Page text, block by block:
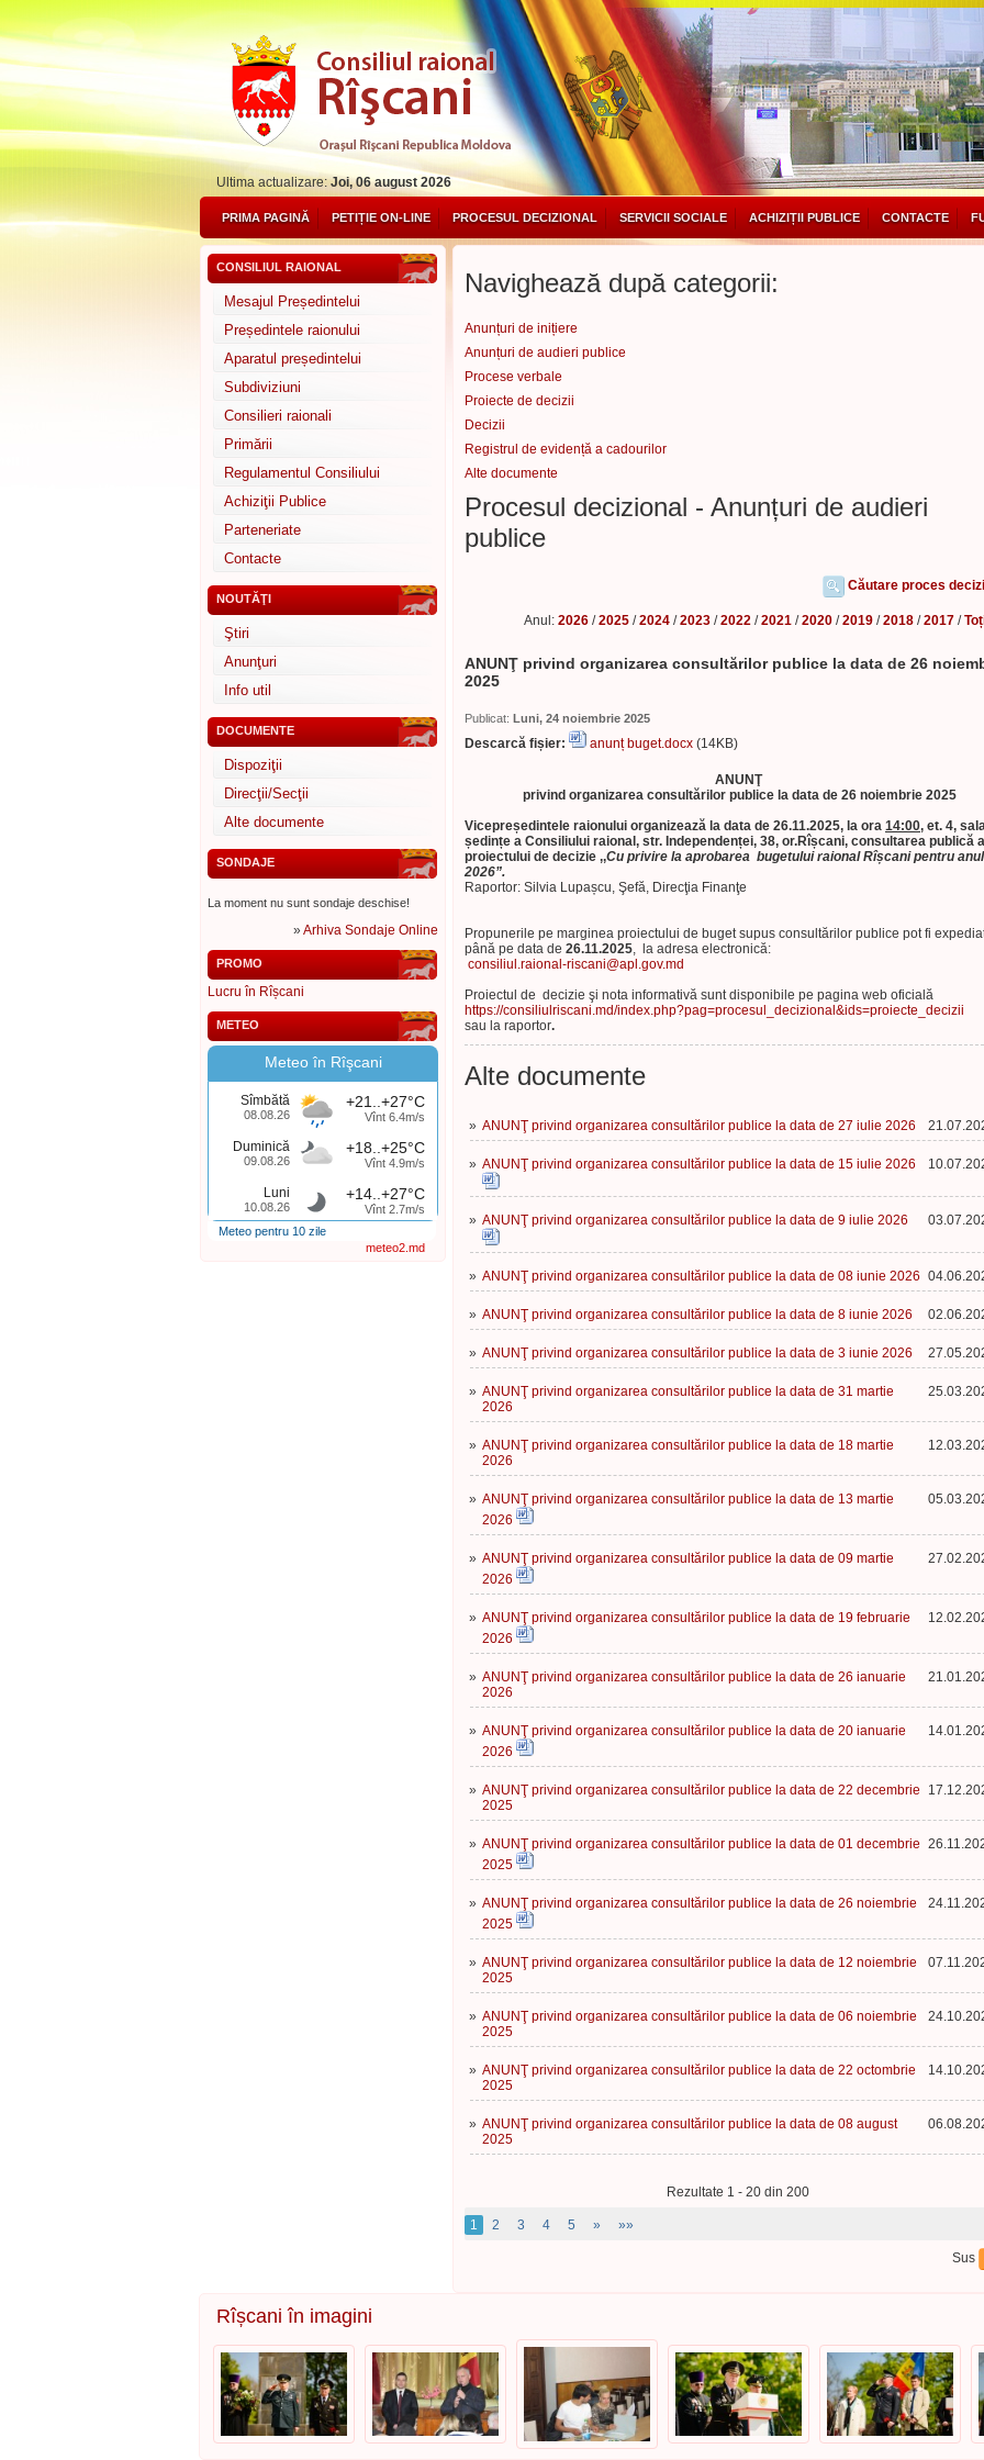
Ultima actualizare:Joi, 06 august 2026
PRIMA PAGINĂ PETIȚIE ON-LINE PROCESUL DECIZIONAL SERVICII SOCIALE ACHIZIȚII PUBLICE CONTACTE
CONSILIUL RAIONAL
Mesajul Președintelui
Președintele raionului
Aparatul președintelui
Subdiviziuni
Consilieri raionali
Primării
Regulamentul Consiliului
Achiziţii Publice
Parteneriate
Contacte
NOUTĂŢI
Ştiri
Anunţuri
Info util
DOCUMENTE
Dispoziţii
Direcţii/Secţii
Alte documente
SONDAJE
La moment nu sunt sondaje deschise!
»Arhiva Sondaje Online
PROMO
Lucru în Rîșcani
METEO
Meteo în Rîşcani
Sîmbătă
08.08.26
+21..+27°C
Vînt 6.4m/s
Duminică
09.08.26
+18..+25°C
Vînt 4.9m/s
Luni
10.08.26
+14..+27°C
Vînt 2.7m/s
Meteo pentru 10 zile
meteo2.md
Navighează după categorii:
Anunțuri de inițiere
Anunțuri de audieri publice
Procese verbale
Proiecte de decizii
Decizii
Registrul de evidență a cadourilor
Alte documente
Procesul decizional - Anunțuri de audieri
publice
Căutare proces
Anul: 2026 /2025 /2024 /2023 /2022 /2021 /2020 /2019 /2018 /2017 /
ANUNŢ privind organizarea consultărilor publice la data de 26
2025
Publicat: Luni, 24 noiembrie 2025
Descarcă fișier: anunț buget.docx (14KB)
ANUNŢ
privind organizarea consultărilor publice la data de 26 noiembrie 2025
Vicepreședintele raionului organizează la data de 26.11.2025, la ora 14:00, et. 4,
ședințe a Consiliului raional, str. Independenței, 38, or.Rîșcani, consultarea publică a
proiectului de decizie ,,Cu privire la aprobarea bugetului raional Rîșcani pentru anul
2026”.
Raportor: Silvia Lupașcu, Şefă, Direcţia Finanţe
Propunerile pe marginea proiectului de buget supus consultărilor publice pot fi
până pe data de 26.11.2025, la adresa electronică:
consiliul.raional-riscani@apl.gov.md
Proiectul de decizie şi nota informativă sunt disponibile pe pagina web oficială
https://consiliulriscani.md/index.php?pag=procesul_decizional&ids=proiecte_decizii
sau la raportor.
Alte documente
» ANUNŢ privind organizarea consultărilor publice la data de 27 iulie 2026
» ANUNŢ privind organizarea consultărilor publice la data de 15 iulie 2026
» ANUNŢ privind organizarea consultărilor publice la data de 9 iulie 2026
» ANUNŢ privind organizarea consultărilor publice la data de 08 iunie 2026
» ANUNŢ privind organizarea consultărilor publice la data de 8 iunie 2026
» ANUNŢ privind organizarea consultărilor publice la data de 3 iunie 2026
» ANUNŢ privind organizarea consultărilor publice la data de 31 martie
2026
» ANUNŢ privind organizarea consultărilor publice la data de 18 martie
2026
» ANUNŢ privind organizarea consultărilor publice la data de 13 martie
2026
» ANUNŢ privind organizarea consultărilor publice la data de 09 martie
2026
» ANUNŢ privind organizarea consultărilor publice la data de 19 februarie
2026
» ANUNŢ privind organizarea consultărilor publice la data de 26 ianuarie
2026
» ANUNŢ privind organizarea consultărilor publice la data de 20 ianuarie
2026
» ANUNŢ privind organizarea consultărilor publice la data de 22 decembrie
2025
» ANUNŢ privind organizarea consultărilor publice la data de 01 decembrie
2025
» ANUNŢ privind organizarea consultărilor publice la data de 26 noiembrie
2025
» ANUNŢ privind organizarea consultărilor publice la data de 12 noiembrie
2025
» ANUNŢ privind organizarea consultărilor publice la data de 06 noiembrie
2025
» ANUNŢ privind organizarea consultărilor publice la data de 22 octombrie
2025
» ANUNŢ privind organizarea consultărilor publice la data de 08 august
2025
Rezultate 1 - 20 din 200
1 2 3 4 5 » »»
Sus
Rîșcani în imagini